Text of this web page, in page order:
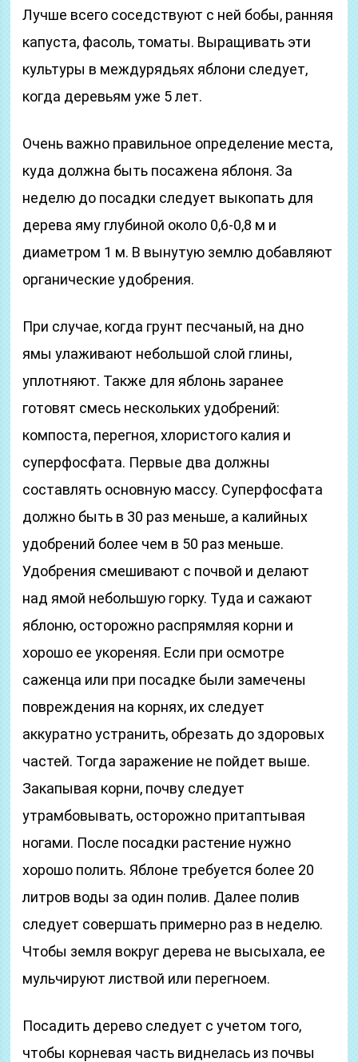
Лучше всего соседствуют с ней бобы, ранняя
капуста, фасоль, томаты. Выращивать эти
культуры в междурядьях яблони следует,
когда деревьям уже 5 лет.
Очень важно правильное определение места,
куда должна быть посажена яблоня. За
неделю до посадки следует выкопать для
дерева яму глубиной около 0,6-0,8 м и
диаметром 1 м. В вынутую землю добавляют
органические удобрения.
При случае, когда грунт песчаный, на дно
ямы улаживают небольшой слой глины,
уплотняют. Также для яблонь заранее
готовят смесь нескольких удобрений:
компоста, перегноя, хлористого калия и
суперфосфата. Первые два должны
составлять основную массу. Суперфосфата
должно быть в 30 раз меньше, а калийных
удобрений более чем в 50 раз меньше.
Удобрения смешивают с почвой и делают
над ямой небольшую горку. Туда и сажают
яблоню, осторожно распрямляя корни и
хорошо ее укореняя. Если при осмотре
саженца или при посадке были замечены
повреждения на корнях, их следует
аккуратно устранить, обрезать до здоровых
частей. Тогда заражение не пойдет выше.
Закапывая корни, почву следует
утрамбовывать, осторожно притаптывая
ногами. После посадки растение нужно
хорошо полить. Яблоне требуется более 20
литров воды за один полив. Далее полив
следует совершать примерно раз в неделю.
Чтобы земля вокруг дерева не высыхала, ее
мульчируют листвой или перегноем.
Посадить дерево следует с учетом того,
чтобы корневая часть виднелась из почвы